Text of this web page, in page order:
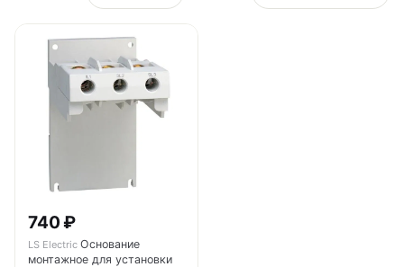
740 ₽
LS Electric Основание
монтажное для установки